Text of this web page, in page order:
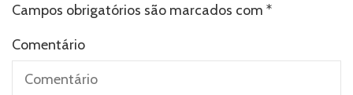
Campos obrigatórios são marcados com *
Comentário